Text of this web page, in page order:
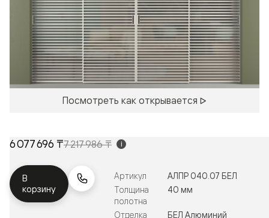
Посмотреть как открывается
6 077 696 ₸7 217 986 ₸ i
В
корзину
Артикул
АЛПР 040.07 БЕЛ
Толщина
полотна
40 мм
Отделка
БЕЛ Алюминий